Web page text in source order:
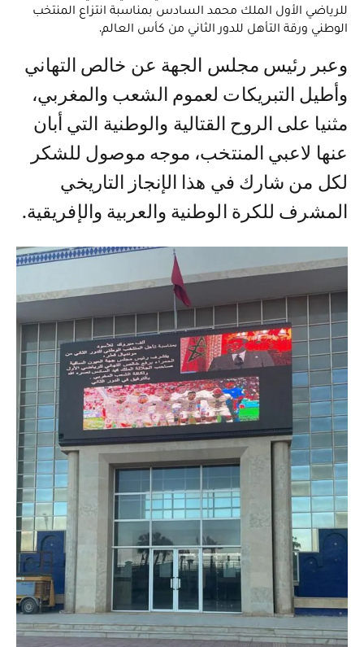
للرياضي الأول الملك محمد السادس بمناسبة انتزاع المنتخب
الوطني ورقة التأهل للدور الثاني من كأس العالم.
وعبر رئيس مجلس الجهة عن خالص التهاني
وأطيل التبريكات لعموم الشعب والمغربي،
مثنيا على الروح القتالية والوطنية التي أبان
عنها لاعبي المنتخب، موجه موصول للشكر
لكل من شارك في هذا الإنجاز التاريخي
المشرف للكرة الوطنية والعربية والإفريقية.